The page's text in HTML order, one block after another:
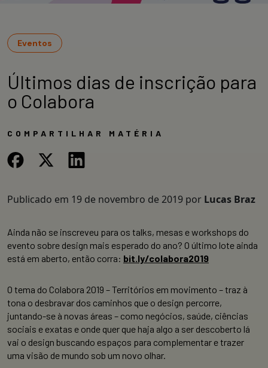
Eventos
Últimos dias de inscrição para
o Colabora
COMPARTILHAR MATÉRIA
Publicado em 19 de novembro de 2019 por Lucas Braz
Ainda não se inscreveu para os talks, mesas e workshops do
evento sobre design mais esperado do ano? O último lote ainda
está em aberto, então corra: bit.ly/colabora2019
O tema do Colabora 2019 – Territórios em movimento – traz à
tona o desbravar dos caminhos que o design percorre,
juntando-se à novas áreas – como negócios, saúde, ciências
sociais e exatas e onde quer que haja algo a ser descoberto lá
vai o design buscando espaços para complementar e trazer
uma visão de mundo sob um novo olhar.